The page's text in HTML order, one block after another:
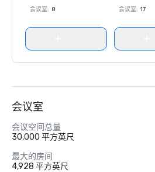
会议室: 8 会议室: 17
会议室
会议空间总量
30,000 平方英尺
最大的房间
4,928 平方英尺